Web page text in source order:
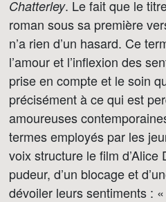
Chatterley. Le fait que le
roman sous sa première
n’a rien d’un hasard. Ce
l’amour et l’inflexion des
prise en compte et le soin
précisément à ce qui est
amoureuses
termes employés par les
voix structure le film d’Alice
pudeur, d’un blocage et
dévoiler leurs sentiments : «